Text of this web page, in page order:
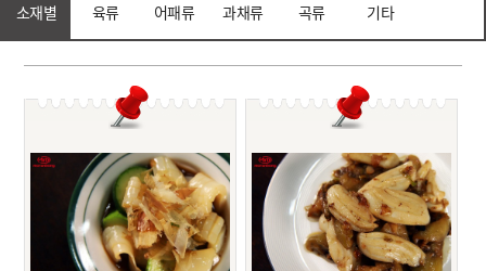
소재별 육류 어패류 과채류 곡류 기타